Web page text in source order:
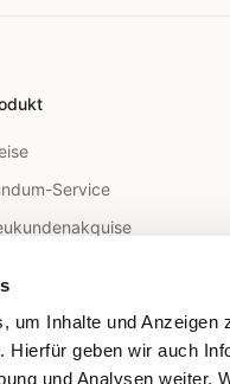
um Inhalte und
Hierfür geben wir auch
und Analysen weiter.
Service
Mail API